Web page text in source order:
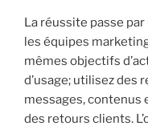
La réussite passe
les équipes
mêmes objectifs
d’usage; utilisez des
messages,
des retours clients.